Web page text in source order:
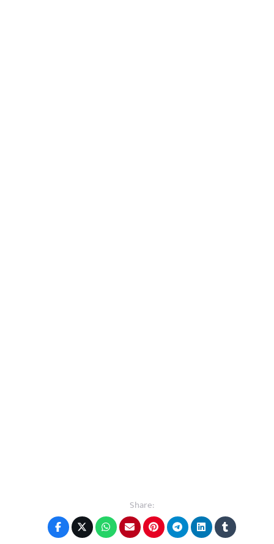
Share: